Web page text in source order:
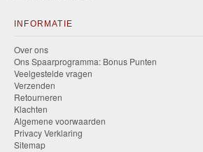
INFORMATIE
Over ons
Ons Spaarprogramma: Bonus Punten
Veelgestelde vragen
Verzenden
Retourneren
Klachten
Algemene voorwaarden
Privacy Verklaring
Sitemap